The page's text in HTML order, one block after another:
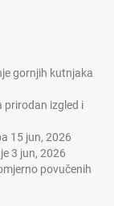
gornjih kutnjaka
prirodan izgled i
15 jun, 2026
3 jun, 2026
povučenih